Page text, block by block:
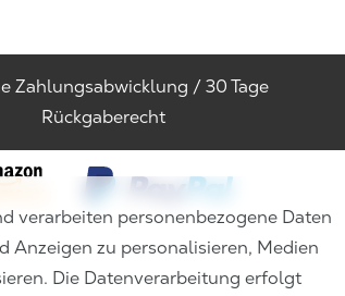
Zahlungsabwicklung / 30 Tage
Rückgaberecht
verarbeiten personenbezogene Daten
Anzeigen zu personalisieren, Medien
Die Datenverarbeitung erfolgt